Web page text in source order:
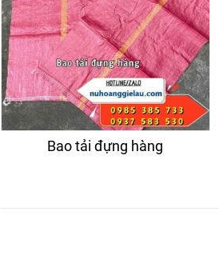
Bao tải đựng hàng